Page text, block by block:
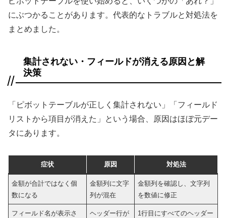
にぶつかることがあります。代表的なトラブルと対処法を
まとめました。
集計されない・フィールドが消える原因と解
決策
「ピボットテーブルが正しく集計されない」「フィールド
リストから項目が消えた」という場合、原因はほぼ元デー
タにあります。
症状 原因 対処法
金額が合計ではなく個
数になる
金額列に文字
列が混在
金額列を確認し、文字列
を数値に修正
フィールド名が表示さ
ヘッダー行が
1行目にすべてのヘッダー